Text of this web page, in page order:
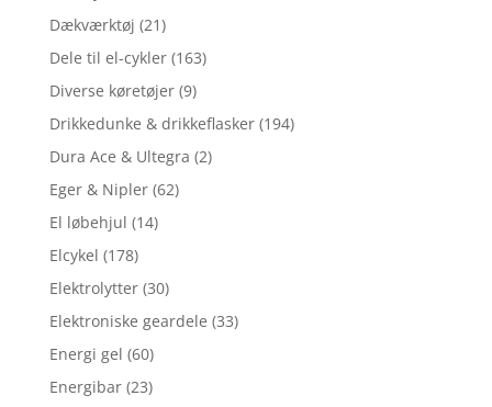
Dækværktøj (21)
Dele til el-cykler (163)
Diverse køretøjer (9)
Drikkedunke & drikkeflasker (194)
Dura Ace & Ultegra (2)
Eger & Nipler (62)
El løbehjul (14)
Elcykel (178)
Elektrolytter (30)
Elektroniske geardele (33)
Energi gel (60)
Energibar (23)